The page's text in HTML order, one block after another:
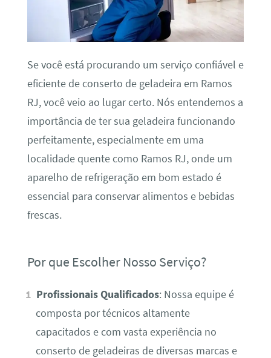
Se você está procurando um serviço confiável e
eficiente de conserto de geladeira em Ramos
RJ, você veio ao lugar certo. Nós entendemos a
importância de ter sua geladeira funcionando
perfeitamente, especialmente em uma
localidade quente como Ramos RJ, onde um
aparelho de refrigeração em bom estado é
essencial para conservar alimentos e bebidas
frescas.
Por que Escolher Nosso Serviço?
Profissionais Qualificados: Nossa equipe é
composta por técnicos altamente
capacitados e com vasta experiência no
conserto de geladeiras de diversas marcas e